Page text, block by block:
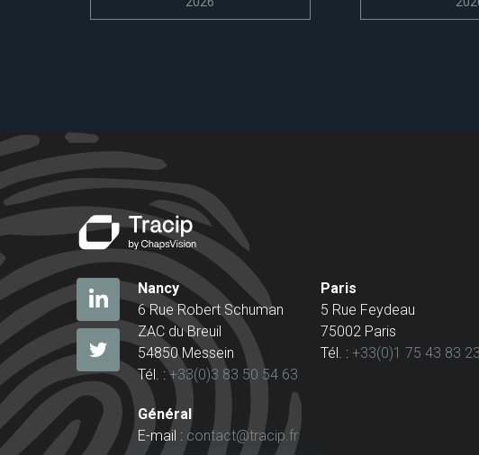
Nancy
6 Rue Robert Schuman
ZAC du Breuil
54850 Messein
Tél. :+33(0)3 83 50 54 63
Paris
5 Rue Feydeau
75002 Paris
Tél. : +33(0)1 75 43 83 23
Général
E-mail : contact@tracip.fr